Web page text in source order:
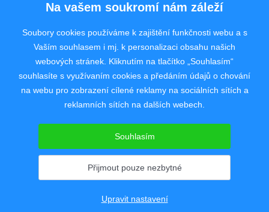
Copyright © 2008 - 2026 JobSystem s.r.o.
Zásady ochrany soukromí |Upravit nastavení
Rychlý kontakt
Na vašem soukromí nám záleží
Soubory cookies používáme k zajištění funkčnosti webu a s
Vaším souhlasem i mj. k personalizaci obsahu našich
webových stránek. Kliknutím na tlačítko „Souhlasím“
souhlasíte s využívaním cookies a předáním údajů o chování
na webu pro zobrazení cílené reklamy na sociálních sítích a
reklamních sítích na dalších webech.
Souhlasím
Přijmout pouze nezbytné
Upravit nastavení